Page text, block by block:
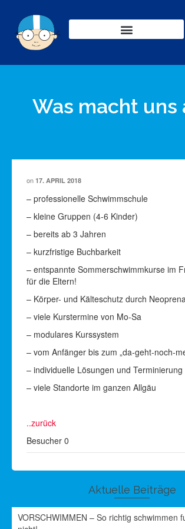
Was macht uns
on 17. APRIL 2018
– professionelle Schwimmschule
– kleine Gruppen (4-6 Kinder)
– bereits ab 3 Jahren
– kurzfristige Buchbarkeit
– entspannte Sommerschwimmkurse im
für die Eltern!
– Körper- und Kälteschutz durch
– viele Kurstermine von Mo-Sa
– modulares Kurssystem
– vom Anfänger bis zum „da-geht-noch-
– individuelle Lösungen und Terminierung
– viele Standorte im ganzen Allgäu
..zurück
Besucher 0
Aktuelle Beiträge
VORSCHWIMMEN – So richtig schwimmen